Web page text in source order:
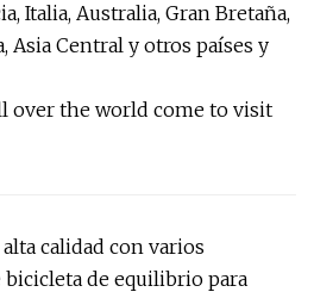
Italia, Australia, Gran Bretaña,
Asia Central y otros países y
over the world come to visit
calidad con varios
bicicleta de equilibrio para